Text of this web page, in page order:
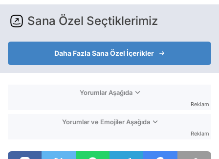
Sana Özel Seçtiklerimiz
Daha Fazla Sana Özel İçerikler
Yorumlar Aşağıda
Reklam
Yorumlar ve Emojiler Aşağıda
Reklam